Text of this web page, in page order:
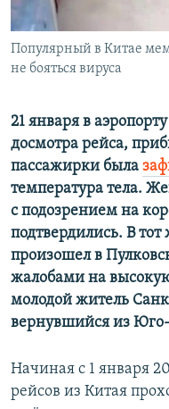
Все сайты РСЕ/РС
Популярный в Китае
не бояться вируса
21 января в
досмотра рейса,
пассажирки была
температура тела.
с подозрением на
подтвердились. В
произошел в
жалобами на
молодой житель
вернувшийся из
Начиная с 1 января
рейсов из Китая